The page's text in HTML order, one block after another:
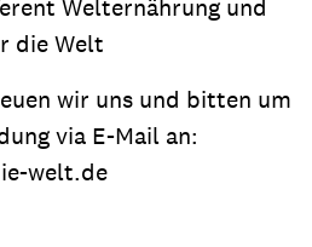
Welternährung und
die Welt
wir uns und bitten um
via E-Mail an:
welt.de